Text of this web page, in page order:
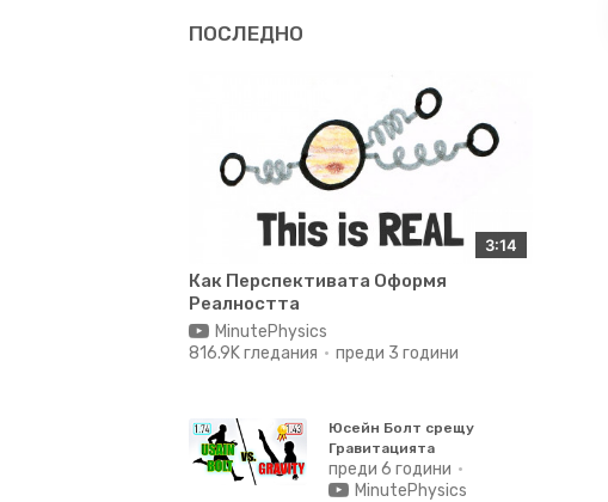
ПОСЛЕДНО
3:14
Как Перспективата Оформя
Реалността
MinutePhysics
816.9K гледания
преди 3 години
Юсейн Болт срещу
Гравитацията
преди 6 години
MinutePhysics